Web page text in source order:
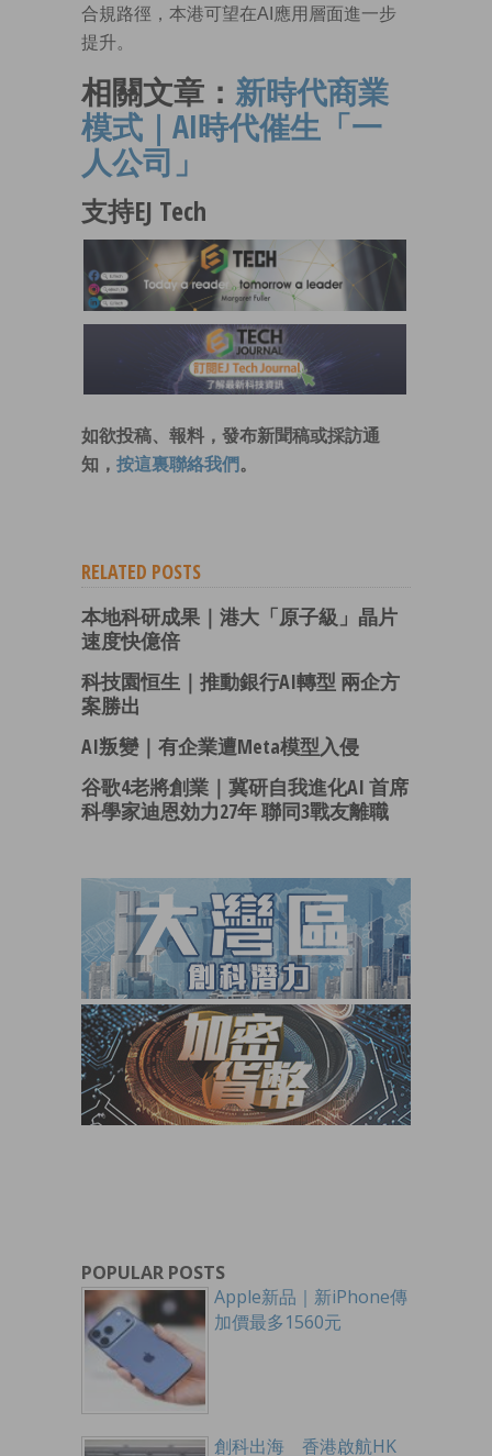
合規路徑，本港可望在AI應用層面進一步
提升。
相關文章： 新時代商業
模式｜AI時代催生「一
人公司」
支持EJ Tech
如欲投稿、報料，發布新聞稿或採訪通
知， 按這裏聯絡我們 。
RELATED POSTS
本地科研成果｜港大「原子級」晶片
速度快億倍
科技園恒生｜推動銀行AI轉型 兩企方
案勝出
AI叛變｜有企業遭Meta模型入侵
谷歌4老將創業｜冀研自我進化AI 首席
科學家迪恩効力27年 聯同3戰友離職
POPULAR POSTS
Apple新品｜新iPhone傳
加價最多1560元
創科出海 香港啟航HK